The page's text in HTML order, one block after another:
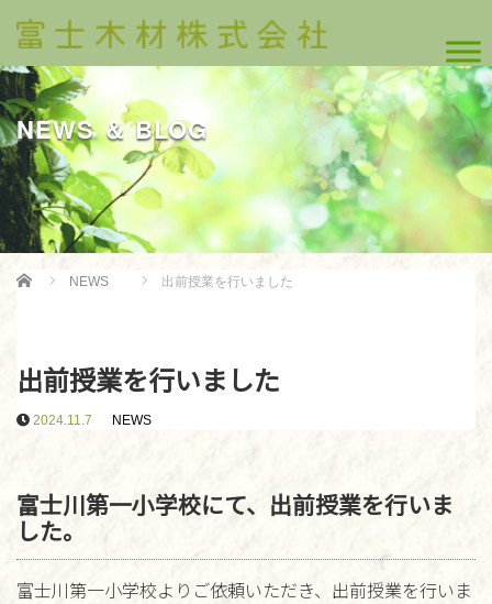
NEWS ＆ BLOG
Home NEWS 出前授業を行いました
出前授業を行いました
2024.11.7 NEWS
富士川第一小学校にて、出前授業を行いま
した。
富士川第一小学校よりご依頼いただき、出前授業を行いま